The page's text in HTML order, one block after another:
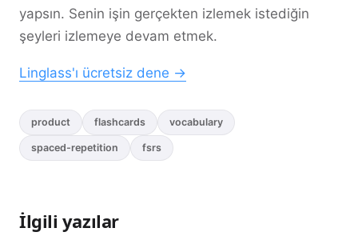
yapsın. Senin işin gerçekten izlemek istediğin
şeyleri izlemeye devam etmek.
Linglass'ı ücretsiz dene →
product flashcards vocabulary
spaced-repetition fsrs
İlgili yazılar